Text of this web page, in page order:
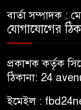
বার্তা সম্পাদক :
যোগাযোগের
প্রকাশক কর্তৃক
ঠিকানা: 24
ইমেইল :